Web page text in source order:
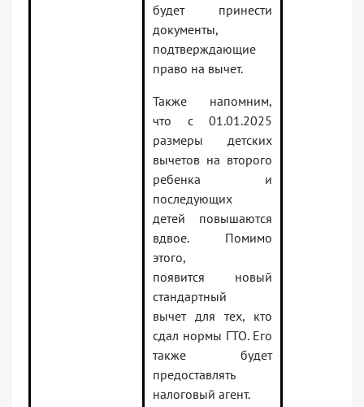
будет принести
документы,
подтверждающие
право на вычет.
Также напомним,
что с 01.01.2025
размеры детских
вычетов на второго
ребенка и
последующих
детей повышаются
вдвое. Помимо
этого,
появится новый
стандартный
вычет для тех, кто
сдал нормы ГТО. Его
также будет
предоставлять
налоговый агент.